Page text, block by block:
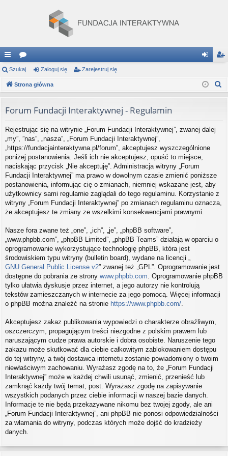
ię
ce
…
or
a og
ę
ej
Szukaj Zaloguj się Zarejestruj się
Strona główna
Forum Fundacji Interaktywnej - Regulamin
Rejestrując się na witrynie „Forum Fundacji Interaktywnej”, zwanej dalej
„my”, ”nas”, „nasza”, „Forum Fundacji Interaktywnej”,
„https://fundacjainteraktywna.pl/forum”, akceptujesz wyszczególnione
poniżej postanowienia. Jeśli ich nie akceptujesz, opuść to miejsce,
naciskając przycisk „Nie akceptuję”. Administracja witryny „Forum
Fundacji Interaktywnej” ma prawo w dowolnym czasie zmienić poniższe
postanowienia, informując cię o zmianach, niemniej wskazane jest, aby
użytkownicy sami regularnie zaglądali do tego regulaminu. Korzystanie z
witryny „Forum Fundacji Interaktywnej” po zmianach regulaminu oznacza,
że akceptujesz te zmiany ze wszelkimi konsekwencjami prawnymi.
Nasze fora zwane też „one”, „ich”, „je”, „phpBB software”,
„www.phpbb.com”, „phpBB Limited”, „phpBB Teams” działają w oparciu o
oprogramowanie wykorzystujące technologię phpBB, która jest
środowiskiem typu witryny (bulletin board), wydane na licencji „
GNU General Public License v2” zwanej też „GPL”. Oprogramowanie jest
dostępne do pobrania ze strony www.phpbb.com . Oprogramowanie phpBB
tylko ułatwia dyskusje przez internet, a jego autorzy nie kontrolują
tekstów zamieszczanych w internecie za jego pomocą. Więcej informacji
o phpBB można znaleźć na stronie https://www.phpbb.com/
Akceptujesz zakaz publikowania wypowiedzi o charakterze obraźliwym,
oszczerczym, propagującym treści niezgodne z polskim prawem lub
naruszającym cudze prawa autorskie i dobra osobiste. Naruszenie tego
zakazu może skutkować dla ciebie całkowitym zablokowaniem dostępu
do tej witryny, a twój dostawca internetu zostanie powiadomiony o twoim
niewłaściwym zachowaniu. Wyrażasz zgodę na to, że „Forum Fundacji
Interaktywnej” może w każdej chwili usunąć, zmienić, przenieść lub
zamknąć każdy twój temat, post. Wyrażasz zgodę na zapisywanie
wszystkich podanych przez ciebie informacji w naszej bazie danych.
Informacje te nie będą przekazywane nikomu bez twojej zgody, ale ani
„Forum Fundacji Interaktywnej”, ani phpBB nie ponosi odpowiedzialności
za włamania do witryny, podczas których może dojść do kradzieży
danych.